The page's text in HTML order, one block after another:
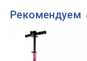
Рекомендуем